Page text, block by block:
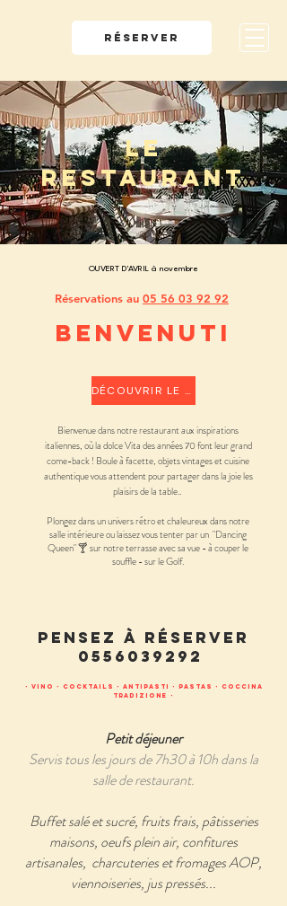
RÉSERVER
LE
RESTAURANT
OUVERT D'AVRIL à novembre
Réservations au 05 56 03 92 92
BENVENUTI
DÉCOUVRIR LE MENU
Bienvenue dans notre restaurant aux inspirations
italiennes, où la dolce Vita des années 70 font leur grand
come-back ! Boule à facette, objets vintages et cuisine
authentique vous attendent pour partager dans la joie les
plaisirs de la table..
Plongez dans un univers rétro et chaleureux dans notre
salle intérieure ou laissez vous tenter par un "Dancing
Queen" 🍸 sur notre terrasse avec sa vue - à couper le
souffle - sur le Golf.
PENSEZ À RÉSERVER
0556039292
- VINO - cocktails - ANTIPASTI - PASTAS - COCCINA
TRADIZIONE -
Petit déjeuner
Servis tous les jours de 7h30 à 10h dans la
salle de restaurant.
Buffet salé et sucré, fruits frais, pâtisseries
maisons, oeufs plein air, confitures
artisanales, charcuteries et fromages AOP,
viennoiseries, jus pressés...